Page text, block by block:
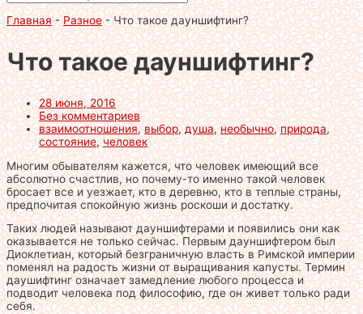
Главная-Разное-Что такое дауншифтинг?
Что такое дауншифтинг?
28 июня, 2016
Без комментариев
взаимоотношения,выбор,душа,необычно, природа,
состояние,человек
Многим обывателям кажется, что человек имеющий все
абсолютно счастлив, но почему-то именно такой человек
бросает все и уезжает, кто в деревню, кто в теплые страны,
предпочитая спокойную жизнь роскоши и достатку.
Таких людей называют дауншифтерами и появились они как
оказывается не только сейчас. Первым дауншифтером был
Диоклетиан, который безграничную власть в Римской империи
поменял на радость жизни от выращивания капусты. Термин
даушифтинг означает замедление любого процесса и
подводит человека под философию, где он живет только ради
себя.